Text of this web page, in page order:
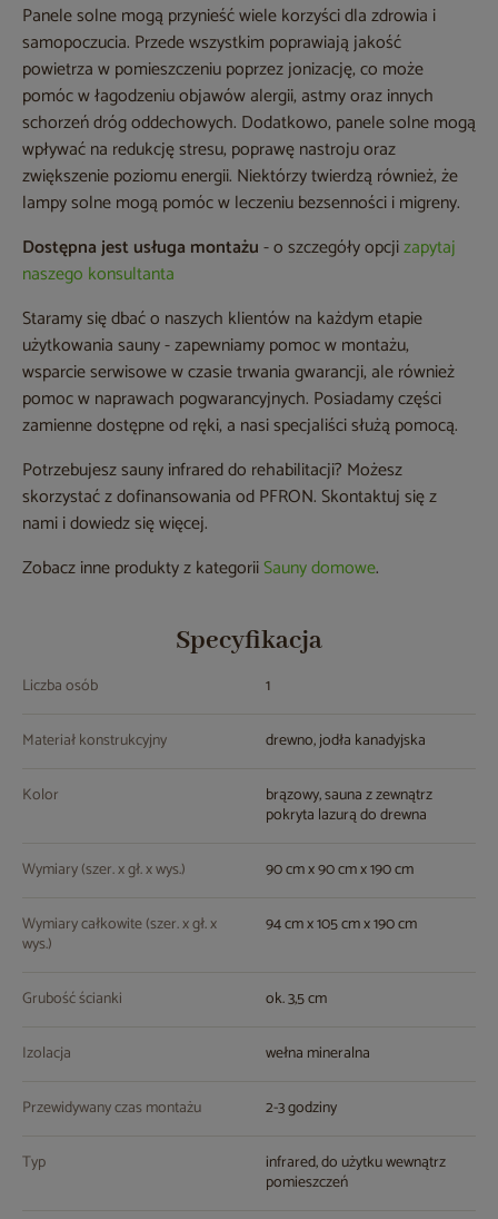
Panele solne mogą przynieść wiele korzyści dla zdrowia i
samopoczucia. Przede wszystkim poprawiają jakość
powietrza w pomieszczeniu poprzez jonizację, co może
pomóc w łagodzeniu objawów alergii, astmy oraz innych
schorzeń dróg oddechowych. Dodatkowo, panele solne mogą
wpływać na redukcję stresu, poprawę nastroju oraz
zwiększenie poziomu energii. Niektórzy twierdzą również, że
lampy solne mogą pomóc w leczeniu bezsenności i migreny.
Dostępna jest usługa montażu- o szczegóły opcjizapytaj
naszego konsultanta
Staramy się dbać o naszych klientów na każdym etapie
użytkowania sauny - zapewniamy pomoc w montażu,
wsparcie serwisowe w czasie trwania gwarancji, ale również
pomoc w naprawach pogwarancyjnych. Posiadamy części
zamienne dostępne od ręki, a nasi specjaliści służą pomocą.
Potrzebujesz sauny infrared do rehabilitacji? Możesz
skorzystać z dofinansowania od PFRON. Skontaktuj się z
nami i dowiedz się więcej.
Zobacz inne produkty z kategoriiSauny domowe.
Specyfikacja
Liczba osób 1
Materiał konstrukcyjny drewno, jodła kanadyjska
Kolor brązowy, sauna z zewnątrz
pokryta lazurą do drewna
Wymiary (szer. x gł. x wys.) 90 cm x 90 cm x 190 cm
Wymiary całkowite (szer. x gł. x
wys.)
94 cm x 105 cm x 190 cm
Grubość ścianki ok. 3,5 cm
Izolacja wełna mineralna
Przewidywany czas montażu 2-3 godziny
Typ infrared, do użytku wewnątrz
pomieszczeń